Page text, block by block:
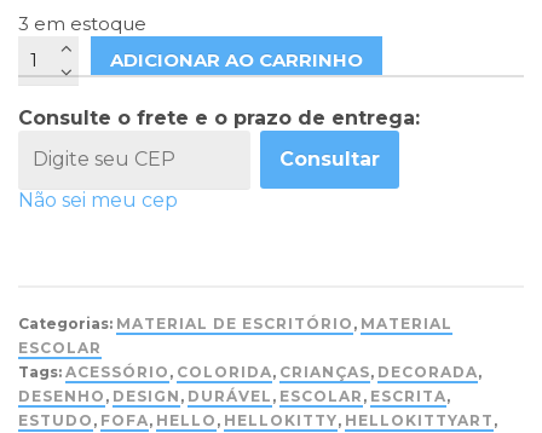
3 em estoque
ADICIONAR AO CARRINHO
Consulte o frete e o prazo de entrega:
Consultar
Não sei meu cep
Categorias: MATERIAL DE ESCRITÓRIO , MATERIAL
ESCOLAR
Tags: ACESSÓRIO , COLORIDA, CRIANÇAS, DECORADA,
DESENHO , DESIGN , DURÁVEL , ESCOLAR , ESCRITA,
ESTUDO , FOFA, HELLO , HELLOKITTY, HELLOKITTYART ,